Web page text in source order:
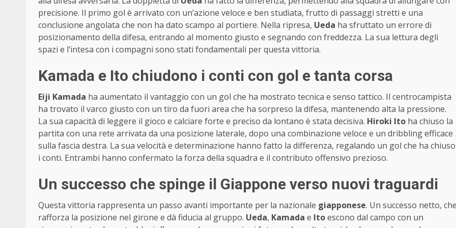
precisione. Il primo gol è arrivato con un’azione veloce e ben studiata, frutto di passaggi stretti e una
conclusione angolata che non ha dato scampo al portiere. Nella ripresa, Ueda ha sfruttato un errore di
posizionamento della difesa, entrando al momento giusto e segnando con freddezza. La sua lettura degli
spazi e l’intesa con i compagni sono stati fondamentali per questa vittoria.
Kamada e Ito chiudono i conti con gol e tanta corsa
Eiji Kamada ha aumentato il vantaggio con un gol che ha mostrato tecnica e senso tattico. Il centrocampista
ha trovato il varco giusto con un tiro da fuori area che ha sorpreso la difesa, mantenendo alta la pressione.
La sua capacità di leggere il gioco e calciare forte e preciso da lontano è stata decisiva. Hiroki Ito ha chiuso la
partita con una rete arrivata da una posizione laterale, dopo una combinazione veloce e un dribbling efficace
sulla fascia destra. La sua velocità e determinazione hanno fatto la differenza, regalando un gol che ha chiuso
i conti. Entrambi hanno confermato la forza della squadra e il contributo offensivo prezioso.
Un successo che spinge il Giappone verso nuovi traguardi
Questa vittoria rappresenta un passo avanti importante per la nazionale giapponese. Un successo netto,
rafforza la posizione nel girone e dà fiducia al gruppo. Ueda, Kamada e Itoescono dal campo con un